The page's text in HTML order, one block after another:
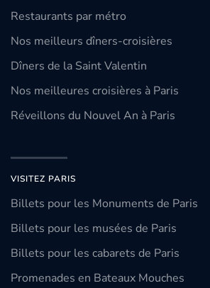
Restaurants par métro
Nos meilleurs dîners-croisières
Dîners de la Saint Valentin
Nos meilleures croisières à Paris
Réveillons du Nouvel An à Paris
VISITEZ PARIS
Billets pour les Monuments de Paris
Billets pour les musées de Paris
Billets pour les cabarets de Paris
Promenades en Bateaux Mouches